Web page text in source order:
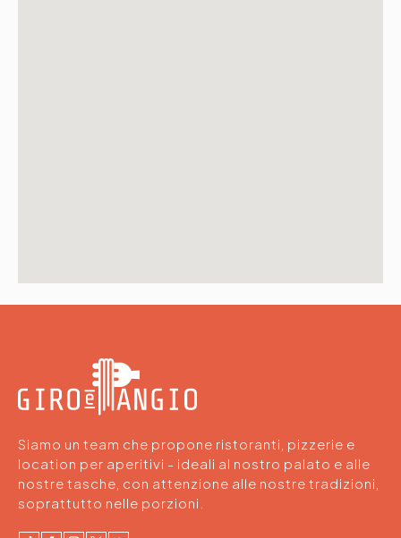
Siamo un team che propone ristoranti, pizzerie e
location per aperitivi - ideali al nostro palato e alle
nostre tasche, con attenzione alle nostre tradizioni,
soprattutto nelle porzioni.